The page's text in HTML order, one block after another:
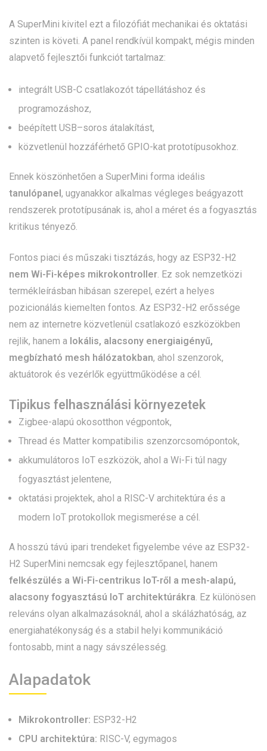
A SuperMini kivitel ezt a filozófiát mechanikai és oktatási
szinten is követi. A panel rendkívül kompakt, mégis minden
alapvető fejlesztői funkciót tartalmaz:
integrált USB-C csatlakozót tápellátáshoz és
programozáshoz,
beépített USB–soros átalakítást,
közvetlenül hozzáférhető GPIO-kat prototípusokhoz.
Ennek köszönhetően a SuperMini forma ideális
tanulópanel, ugyanakkor alkalmas végleges beágyazott
rendszerek prototípusának is, ahol a méret és a fogyasztás
kritikus tényező.
Fontos piaci és műszaki tisztázás, hogy az ESP32-H2
nem Wi-Fi-képes mikrokontroller. Ez sok nemzetközi
termékleírásban hibásan szerepel, ezért a helyes
pozicionálás kiemelten fontos. Az ESP32-H2 erőssége
nem az internetre közvetlenül csatlakozó eszközökben
rejlik, hanem a lokális, alacsony energiaigényű,
megbízható mesh hálózatokban, ahol szenzorok,
aktuátorok és vezérlők együttműködése a cél.
Tipikus felhasználási környezetek
Zigbee-alapú okosotthon végpontok,
Thread és Matter kompatibilis szenzorcsomópontok,
akkumulátoros IoT eszközök, ahol a Wi-Fi túl nagy
fogyasztást jelentene,
oktatási projektek, ahol a RISC-V architektúra és a
modern IoT protokollok megismerése a cél.
A hosszú távú ipari trendeket figyelembe véve az ESP32-
H2 SuperMini nemcsak egy fejlesztőpanel, hanem
felkészülés a Wi-Fi-centrikus IoT-ről a mesh-alapú,
alacsony fogyasztású IoT architektúrákra. Ez különösen
releváns olyan alkalmazásoknál, ahol a skálázhatóság, az
energiahatékonyság és a stabil helyi kommunikáció
fontosabb, mint a nagy sávszélesség.
Alapadatok
Mikrokontroller: ESP32-H2
CPU architektúra: RISC-V, egymagos